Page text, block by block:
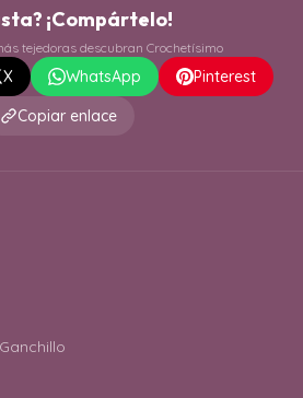
¡Compártelo!
tejedoras descubran Crochetísimo
X WhatsApp
Pinterest
Copiar enlace